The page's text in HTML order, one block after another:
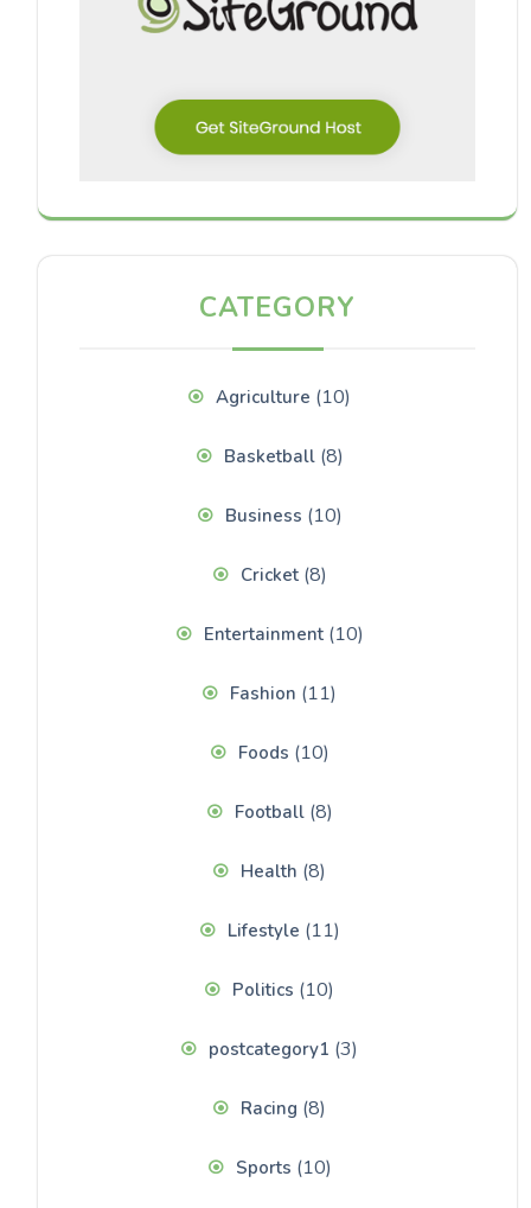
CATEGORY
Agriculture (10)
Basketball(8)
Business (10)
Cricket(8)
Entertainment(10)
Fashion (11)
Foods (10)
Football(8)
Health (8)
Lifestyle (11)
Politics (10)
postcategory1 (3)
Racing (8)
Sports (10)